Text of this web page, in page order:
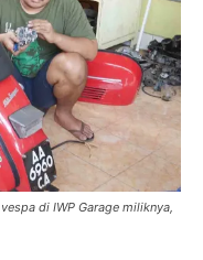
di IWP Garage miliknya,